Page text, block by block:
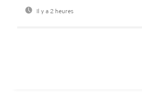
Il y a 2 heures